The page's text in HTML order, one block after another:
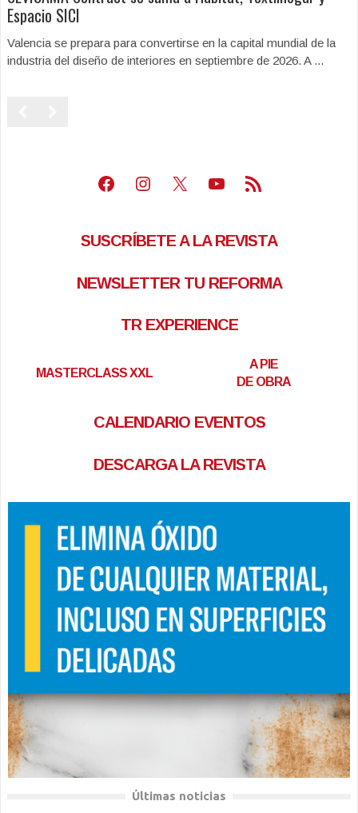
Espacio SICI
Valencia se prepara para convertirse en la capital mundial de la
industria del diseño de interiores en septiembre de 2026. A ...
Facebook
Instagram
X Youtube
Feed RSS
SUSCRÍBETE A LA REVISTA
NEWSLETTER TU REFORMA
TR EXPERIENCE
MASTERCLASS XXL
A PIE
DE OBRA
CALENDARIO EVENTOS
DESCARGA LA REVISTA
Últimas noticias